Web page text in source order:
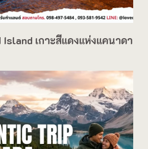
Island เกาะสีแดงแห่งแคนาดา